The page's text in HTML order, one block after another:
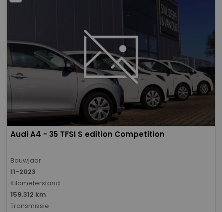
Audi A4 - 35 TFSI S edition Competition
Bouwjaar
11-2023
Kilometerstand
159.312 km
Transmissie